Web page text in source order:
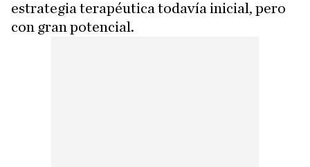
estrategia terapéutica todavía inicial, pero
con gran potencial.